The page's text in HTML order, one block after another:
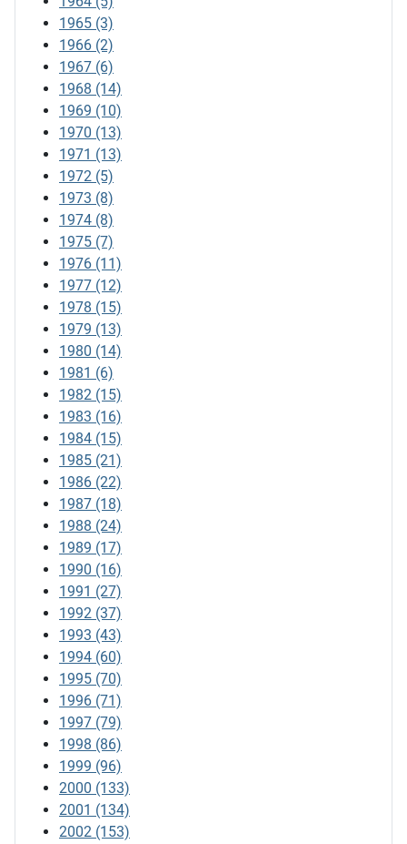
1965 (3)
1966 (2)
1967 (6)
1968 (14)
1969 (10)
1970 (13)
1971 (13)
1972 (5)
1973 (8)
1974 (8)
1975 (7)
1976 (11)
1977 (12)
1978 (15)
1979 (13)
1980 (14)
1981 (6)
1982 (15)
1983 (16)
1984 (15)
1985 (21)
1986 (22)
1987 (18)
1988 (24)
1989 (17)
1990 (16)
1991 (27)
1992 (37)
1993 (43)
1994 (60)
1995 (70)
1996 (71)
1997 (79)
1998 (86)
1999 (96)
2000 (133)
2001 (134)
2002 (153)